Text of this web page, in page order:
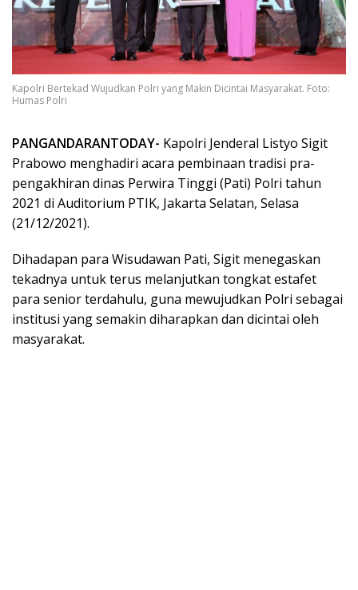
Kapolri Bertekad Wujudkan Polri yang Makin Dicintai Masyarakat. Foto:
Humas Polri
PANGANDARANTODAY- Kapolri Jenderal Listyo Sigit
Prabowo menghadiri acara pembinaan tradisi pra-
pengakhiran dinas Perwira Tinggi (Pati) Polri tahun
2021 di Auditorium PTIK, Jakarta Selatan, Selasa
(21/12/2021).
Dihadapan para Wisudawan Pati, Sigit menegaskan
tekadnya untuk terus melanjutkan tongkat estafet
para senior terdahulu, guna mewujudkan Polri sebagai
institusi yang semakin diharapkan dan dicintai oleh
masyarakat.